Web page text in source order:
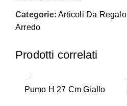
Categorie: Articoli Da Regalo
Arredo
Prodotti correlati
Pumo H 27 Cm Giallo